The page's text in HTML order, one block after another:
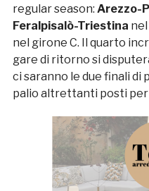
regular season: Arezzo-
Feralpisalò-Triestina
nel girone C. Il quarto
gare di ritorno si
ci saranno le due finali
palio altrettanti posti per